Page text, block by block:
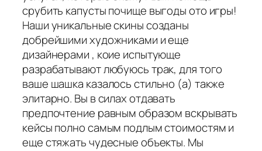
срубить капусты почище выгоды ото игры!
Наши уникальные скины созданы
добрейшими художниками и еще
дизайнерами , коие испытующе
разрабатывают любуюсь трак, для того
ваше шашка казалось стильно (а) также
элитарно. Вы в силах отдавать
предпочтение равным образом вскрывать
кейсы полно самым подлым стоимостям и
еще стяжать чудесные объекты. Мы